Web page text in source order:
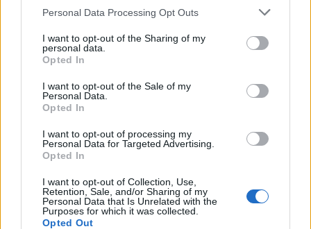
Please note that this website/app uses one or more Google
not limited to your visit or usage behaviour. You may click to
grant or deny consent to Google and its third-party tags to
use your data for below specified purposes in below Google
consent section.
Personal Data Processing Opt Outs
I want to opt-out of the Sharing of my
personal data.
Opted In
I want to opt-out of the Sale of my
Personal Data.
Opted In
I want to opt-out of processing my
Personal Data for Targeted Advertising.
Opted In
I want to opt-out of Collection, Use,
Retention, Sale, and/or Sharing of my
Personal Data that Is Unrelated with the
Purposes for which it was collected.
Opted Out